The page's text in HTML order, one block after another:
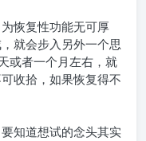
恢复性功能无可厚
就会步入另外一个思
或者一个月左右，就
收拾，如果恢复得不
知道想试的念头其实